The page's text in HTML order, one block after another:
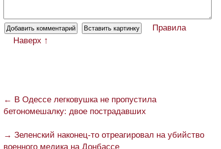
Правила
Наверх ↑
← В Одессе легковушка не пропустила
бетономешалку: двое пострадавших
→ Зеленский наконец-то отреагировал на убийство
военного медика на Донбассе